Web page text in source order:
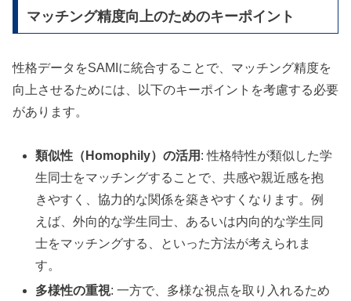
マッチング精度向上のためのキーポイント
性格データをSAMIに統合することで、マッチング精度を
向上させるためには、以下のキーポイントを考慮する必要
があります。
類似性（Homophily）の活用 : 性格特性が類似した学
生同士をマッチングすることで、共感や親近感を抱
きやすく、協力的な関係を築きやすくなります。例
えば、外向的な学生同士、あるいは内向的な学生同
士をマッチングする、といった方法が考えられま
す。
多様性の重視: 一方で、多様な視点を取り入れるため